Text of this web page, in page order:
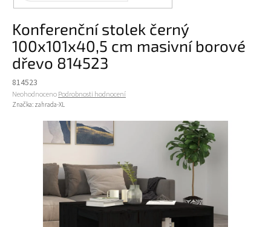
Konferenční stolek černý
100x101x40,5 cm masivní borové
dřevo 814523
814523
Průměrné hodnocení produktu je 0,0 z 5 hvězdiček.
NeohodnocenoPodrobnosti hodnocení
Značka: zahrada-XL